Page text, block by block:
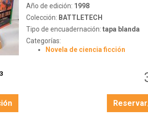
Año de edición: 1998
Colección: BATTLETECH
Tipo de encuadernación: tapa blanda
Categorías:
Novela de ciencia ficción